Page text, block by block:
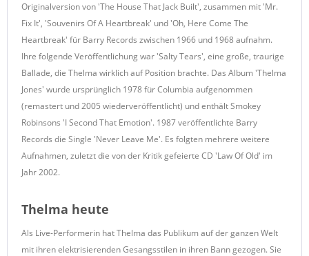
Originalversion von 'The House That Jack Built', zusammen mit 'Mr.
Fix It', 'Souvenirs Of A Heartbreak' und 'Oh, Here Come The
Heartbreak' für Barry Records zwischen 1966 und 1968 aufnahm.
Ihre folgende Veröffentlichung war 'Salty Tears', eine große, traurige
Ballade, die Thelma wirklich auf Position brachte. Das Album 'Thelma
Jones' wurde ursprünglich 1978 für Columbia aufgenommen
(remastert und 2005 wiederveröffentlicht) und enthält Smokey
Robinsons 'I Second That Emotion'. 1987 veröffentlichte Barry
Records die Single 'Never Leave Me'. Es folgten mehrere weitere
Aufnahmen, zuletzt die von der Kritik gefeierte CD 'Law Of Old' im
Jahr 2002.
Thelma heute
Als Live-Performerin hat Thelma das Publikum auf der ganzen Welt
mit ihren elektrisierenden Gesangsstilen in ihren Bann gezogen. Sie